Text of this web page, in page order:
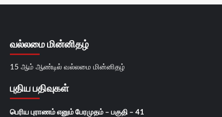
வல்லமை மின்னிதழ்
15 ஆம் ஆண்டில் வல்லமை மின்னிதழ்
புதிய பதிவுகள்
பெரிய புராணம் எனும் பேரமுதம் – பகுதி – 41